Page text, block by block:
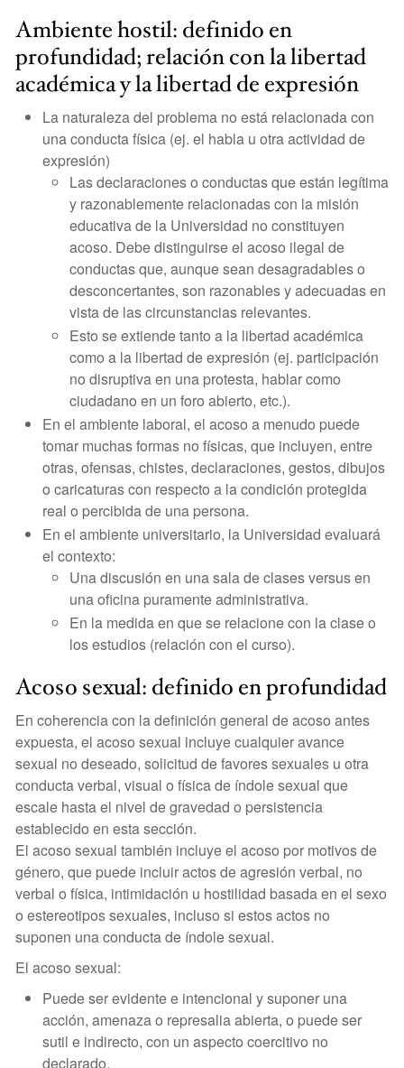
Ambiente hostil: definido en
profundidad; relación con la libertad
académica y la libertad de expresión
La naturaleza del problema no está relacionada con
una conducta física (ej. el habla u otra actividad de
expresión)
Las declaraciones o conductas que están legítima
y razonablemente relacionadas con la misión
educativa de la Universidad no constituyen
acoso. Debe distinguirse el acoso ilegal de
conductas que, aunque sean desagradables o
desconcertantes, son razonables y adecuadas en
vista de las circunstancias relevantes.
Esto se extiende tanto a la libertad académica
como a la libertad de expresión (ej. participación
no disruptiva en una protesta, hablar como
ciudadano en un foro abierto, etc.).
En el ambiente laboral, el acoso a menudo puede
tomar muchas formas no físicas, que incluyen, entre
otras, ofensas, chistes, declaraciones, gestos, dibujos
o caricaturas con respecto a la condición protegida
real o percibida de una persona.
En el ambiente universitario, la Universidad evaluará
el contexto:
Una discusión en una sala de clases versus en
una oficina puramente administrativa.
En la medida en que se relacione con la clase o
los estudios (relación con el curso).
Acoso sexual: definido en profundidad
En coherencia con la definición general de acoso antes
expuesta, el acoso sexual incluye cualquier avance
sexual no deseado, solicitud de favores sexuales u otra
conducta verbal, visual o física de índole sexual que
escale hasta el nivel de gravedad o persistencia
establecido en esta sección.
El acoso sexual también incluye el acoso por motivos de
género, que puede incluir actos de agresión verbal, no
verbal o física, intimidación u hostilidad basada en el sexo
o estereotipos sexuales, incluso si estos actos no
suponen una conducta de índole sexual.
El acoso sexual:
Puede ser evidente e intencional y suponer una
acción, amenaza o represalia abierta, o puede ser
sutil e indirecto, con un aspecto coercitivo no
declarado.